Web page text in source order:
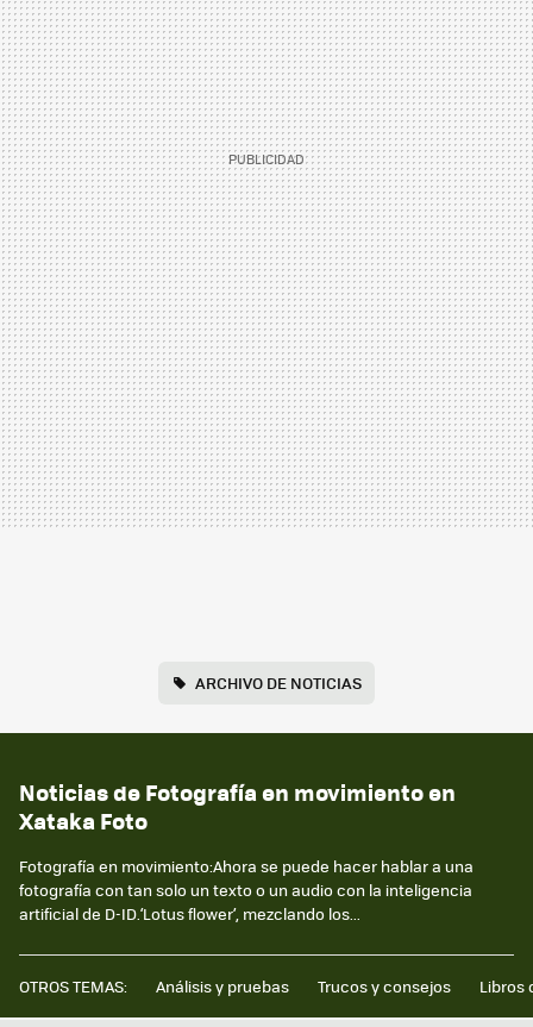
ARCHIVO DE NOTICIAS
Noticias de Fotografía en movimiento en
Xataka Foto
Fotografía en movimiento:Ahora se puede hacer hablar a una
fotografía con tan solo un texto o un audio con la inteligencia
artificial de D-ID.‘Lotus flower’, mezclando los...
OTROS TEMAS: Análisis y pruebas Trucos y consejos Libros